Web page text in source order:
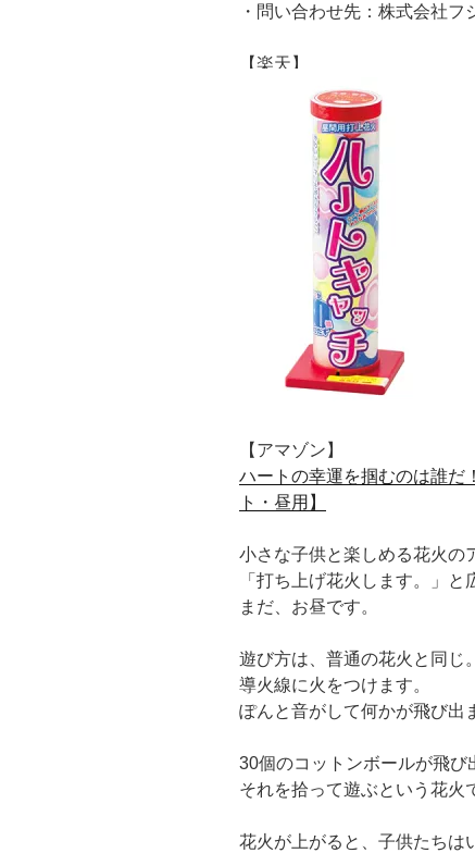
・問い合わせ先：株式会社
【楽天】
【アマゾン】
ハートの幸運を掴むのは誰
ト・昼用】
小さな子供と楽しめる花火の
「打ち上げ花火します。」と
まだ、お昼です。
遊び方は、普通の花火と同じ。
導火線に火をつけます。
ぽんと音がして何かが飛び出
30個のコットンボールが飛び
それを拾って遊ぶという花火
花火が上がると、子供たちは